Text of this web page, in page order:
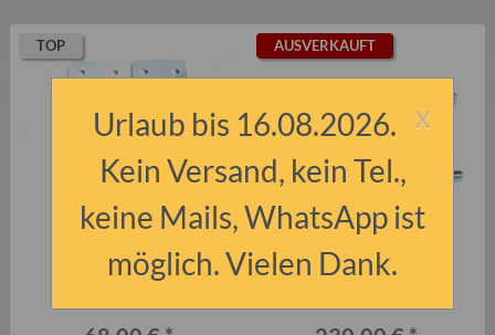
TOP
Adapter für 90mm
AUSVERKAUFT
Anlasser Trabant P601
x
Urlaub bis 16.08.2026.
Kein Versand, kein Tel.,
keine Mails, WhatsApp ist
möglich. Vielen Dank.